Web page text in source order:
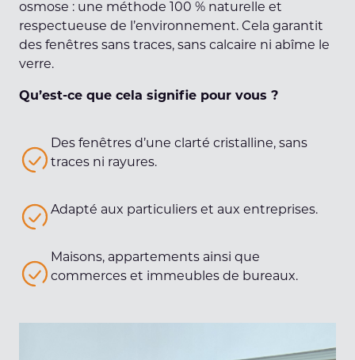
osmose : une méthode 100 % naturelle et
respectueuse de l’environnement. Cela garantit
des fenêtres sans traces, sans calcaire ni abîme le
verre.
Qu’est-ce que cela signifie pour vous ?
Des fenêtres d’une clarté cristalline, sans
traces ni rayures.
Adapté aux particuliers et aux entreprises.
Maisons, appartements ainsi que
commerces et immeubles de bureaux.